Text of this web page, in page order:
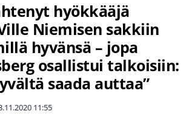
hyökkääjä
Niemisen sakkiin
hyvänsä – jopa
osallistui talkoisiin:
saada auttaa”
11:55